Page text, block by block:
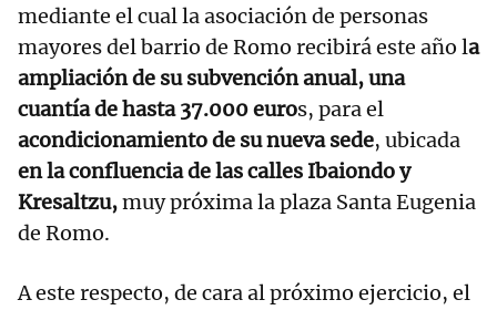
mediante el cual la asociación de personas
mayores del barrio de Romo recibirá este año la
ampliación de su subvención anual, una
cuantía de hasta 37.000 euros, para el
acondicionamiento de su nueva sede, ubicada
en la confluencia de las calles Ibaiondo y
Kresaltzu,muy próxima la plaza Santa Eugenia
de Romo.
A este respecto, de cara al próximo ejercicio, el